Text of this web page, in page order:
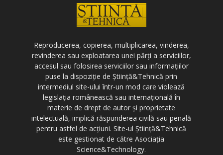
Reproducerea, copierea, multiplicarea, vinderea,
revinderea sau exploatarea unei părți a serviciilor,
accesul sau folosirea serviciilor sau informațiilor
puse la dispoziție de Știință&Tehnică prin
intermediul site-ului într-un mod care violează
legislația românească sau internațională în
materie de drept de autor și proprietate
intelectuală, implică răspunderea civilă sau penală
pentru astfel de acțiuni. Site-ul Știință&Tehnică
este gestionat de către Asociația
Science&Technology.